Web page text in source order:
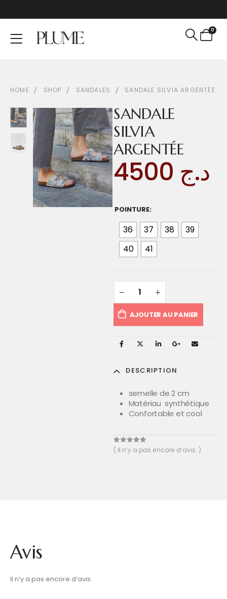
0
HOME SHOP SANDALES SANDALE SILVIA ARGENTÉE
SANDALE
SILVIA
ARGENTÉE
د.ج
POINTURE
36 37 38
39
40
41
AJOUTER AU PANIER
DESCRIPTION
semelle de 2 cm
Matériau synthétique
Confortable et cool
0out of 5
( Il n’y a pas encore d’avis. )
Avis
Il n’y a pas encore d’avis.